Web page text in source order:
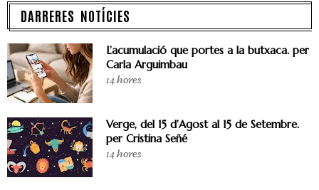
DARRERES NOTÍCIES
L’acumulació que portes a la butxaca. per
Carla Arguimbau
14 hores
Verge, del 15 d’Agost al 15 de Setembre.
per Cristina Señé
14 hores